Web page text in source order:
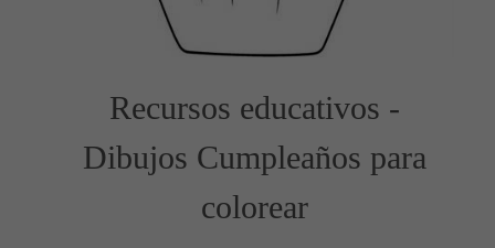
Recursos educativos -
Dibujos Cumpleaños para
colorear